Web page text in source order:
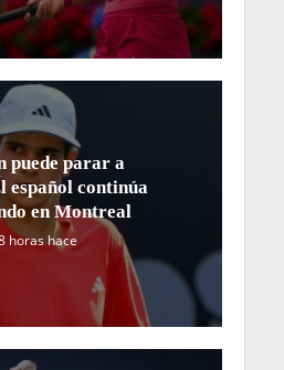
puede parar a
español continúa
en Montreal
horas hace